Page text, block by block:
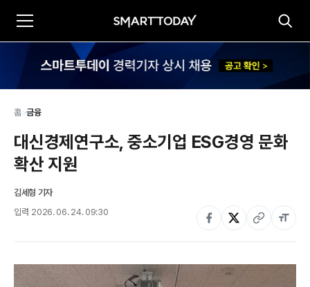
홈>금융
대신경제연구소, 중소기업 ESG경영 문화
확산 지원
김세형 기자
입력 2026. 06. 24. 09:30